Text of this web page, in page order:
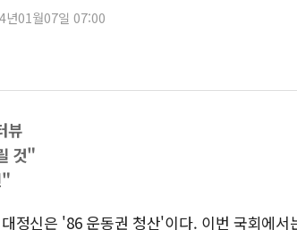
하나
인천
'호우·
여야,
년01월07일 07:00
뷰
것"
"
정신은 '86 운동권 청산'이다. 이번 국회에서